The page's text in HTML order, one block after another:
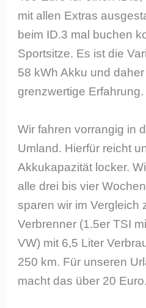
mit allen Extras
beim ID.3 mal buchen
Sportsitze. Es ist die
58 kWh Akku und
grenzwertige Erfahrung.
Wir fahren vorrangig in
Umland. Hierfür reicht
Akkukapazität locker.
alle drei bis vier
sparen wir im Vergleich
Verbrenner (1.5er TSI
VW) mit 6,5 Liter
250 km. Für unseren
macht das über 20 Euro.